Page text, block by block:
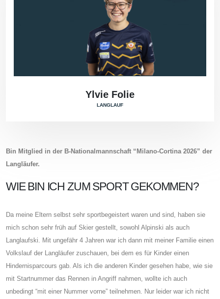
Ylvie Folie
LANGLAUF
Bin Mitglied in der B-Nationalmannschaft “Milano-Cortina 2026” der
Langläufer.
WIE BIN ICH ZUM SPORT GEKOMMEN?
Da meine Eltern selbst sehr sportbegeistert waren und sind, haben sie
mich schon sehr früh auf Skier gestellt, sowohl Alpinski als auch
Langlaufski. Mit ungefähr 4 Jahren war ich dann mit meiner Familie einen
Volkslauf der Langläufer zuschauen, bei dem es für Kinder einen
Hindernisparcours gab. Als ich die anderen Kinder gesehen habe, wie sie
mit Startnummer das Rennen in Angriff nahmen, wollte ich auch
unbedingt “mit einer Nummer vorne” teilnehmen. Nur leider war ich nicht